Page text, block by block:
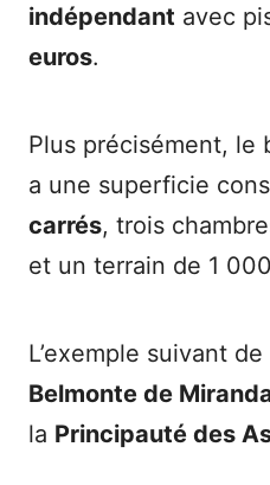
indépendant avec
euros.
Plus précisément, le
a une superficie
carrés, trois
et un terrain de 1
L’exemple suivant
Belmonte de
la Principauté des